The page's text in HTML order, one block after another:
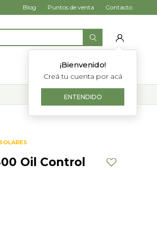
¡Bienvenido!
Creá tu cuenta por acá
ENTENDIDO
Blog Puntos de venta Contacto
Oil Control